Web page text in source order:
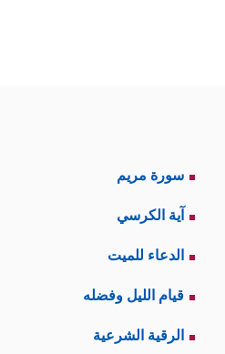
سورة مريم
آية الكرسي
الدعاء للميت
قيام الليل وفضله
الرقية الشرعية